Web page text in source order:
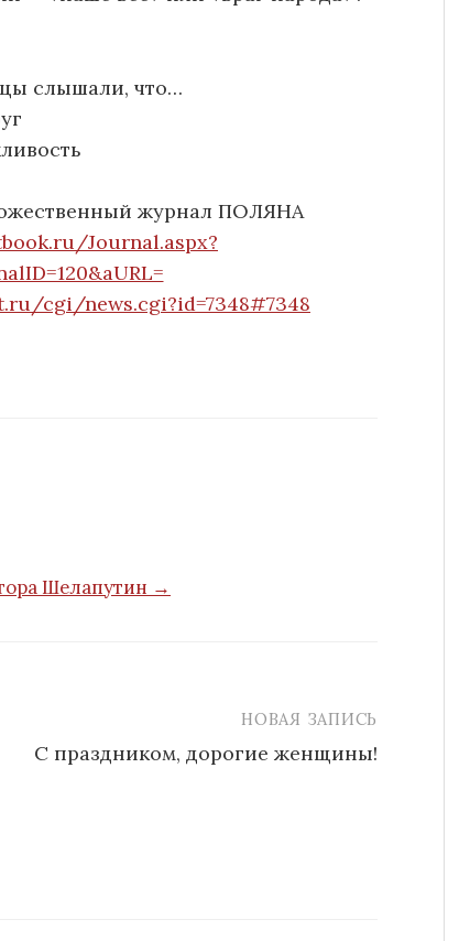
слышали, что…
журнал ПОЛЯНА
Journal.aspx?
cgi/news.cgi?id=7348#7348
Шелапутин →
НОВАЯ ЗАПИСЬ
С праздником, дорогие женщины!